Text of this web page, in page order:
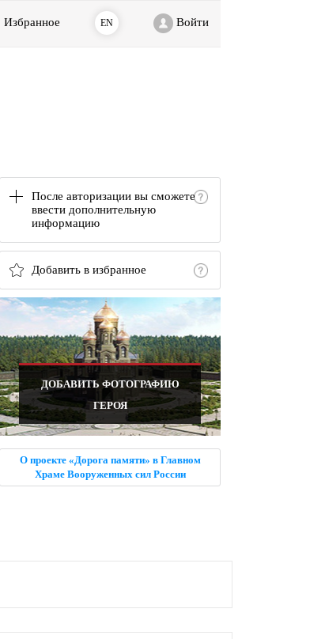
Избранное EN Войти
После авторизации вы сможете
ввести дополнительную
информацию
Добавить в избранное
ДОБАВИТЬ ФОТОГРАФИЮ
ГЕРОЯ
О проекте «Дорога памяти» в Главном
Храме Вооруженных сил России